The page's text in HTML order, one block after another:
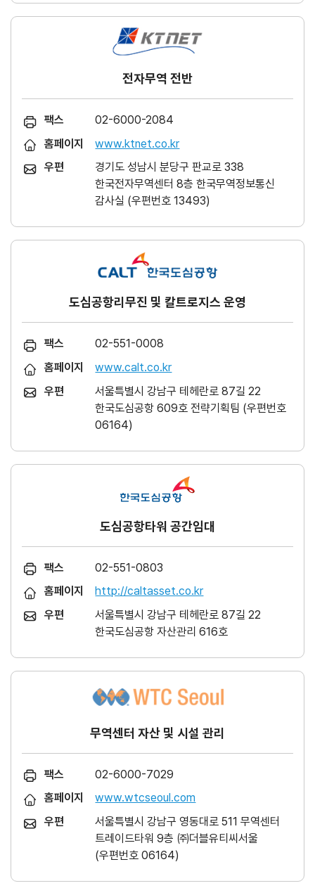
전자무역 전반
팩스
02-6000-2084
홈페이지
www.ktnet.co.kr
우편
경기도 성남시 분당구 판교로 338
한국전자무역센터 8층 한국무역정보통신
감사실 (우편번호 13493)
도심공항리무진 및 칼트로지스 운영
팩스
02-551-0008
홈페이지
www.calt.co.kr
우편
서울특별시 강남구 테헤란로 87길 22
한국도심공항 609호 전략기획팀 (우편번호
06164)
도심공항타워 공간임대
팩스
02-551-0803
홈페이지
http://caltasset.co.kr
우편
서울특별시 강남구 테헤란로 87길 22
한국도심공항 자산관리 616호
무역센터 자산 및 시설 관리
팩스
02-6000-7029
홈페이지
www.wtcseoul.com
우편
서울특별시 강남구 영동대로 511 무역센터
트레이드타워 9층 ㈜더블유티씨서울
(우편번호 06164)